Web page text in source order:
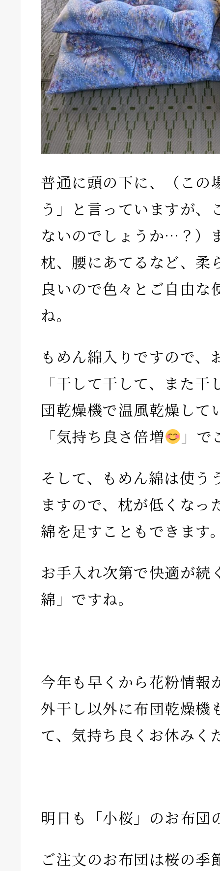
普通に頭の下に、（この
う」と言っていますが、
ないのでしょうか…？）
枕、腰にあてるなど、柔
良いので色々とご自由な
ね。
もめん綿入りですので、
「干して干して、また
団乾燥機で温風乾燥して
「気持ち良さ倍増
」で
そして、もめん綿は使う
ますので、枕が低くなっ
綿を足すこともできます
お手入れ次第で快適が続
綿」ですね。
今年も早くから花粉情報
外干し以外に布団乾燥機
て、気持ち良くお休みく
明日も「小桜」のお布団
ご注文のお布団は桜の季